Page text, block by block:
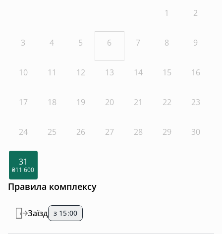
1 2
3 4 5 6 7 8 9
10 11 12 13 14 15 16
17 18 19 20 21 22 23
24 25 26 27 28 29 30
31
₴11 600
Правила комплексу
Заїзд з 15:00